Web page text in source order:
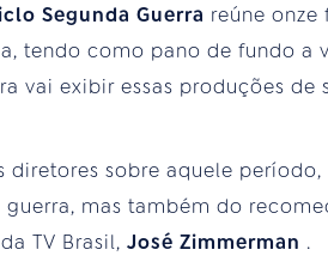
Segunda Guerra reúne
tendo como pano de fundo a
vai exibir essas produções de
diretores sobre aquele
mas também do
TV Brasil, José Zimmerman .